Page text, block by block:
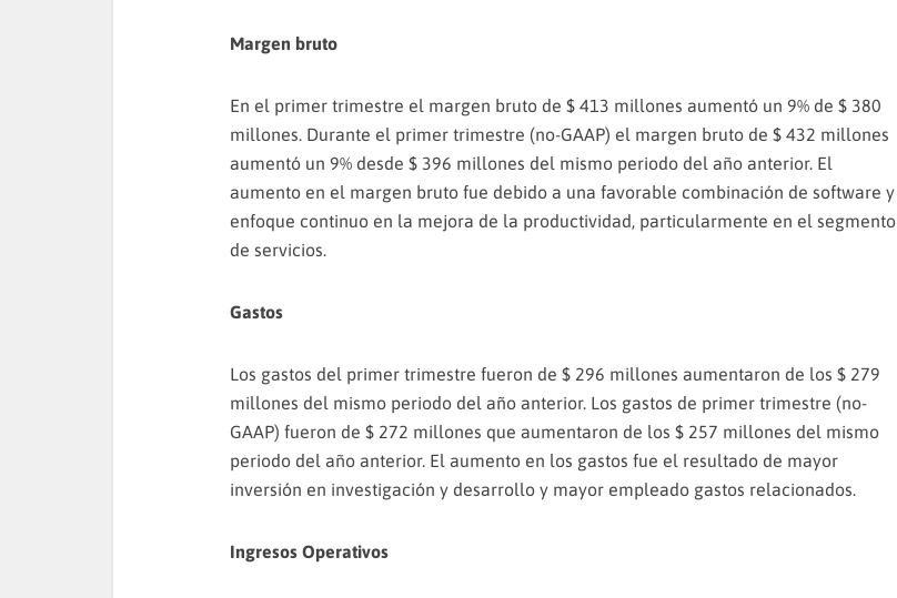
Margen bruto
En el primer trimestre el margen bruto de $ 413 millones aumentó un 9% de $ 380
millones. Durante el primer trimestre (no-GAAP) el margen bruto de $ 432 millones
aumentó un 9% desde $ 396 millones del mismo periodo del año anterior. El
aumento en el margen bruto fue debido a una favorable combinación de software y
enfoque continuo en la mejora de la productividad, particularmente en el segmento
de servicios.
Gastos
Los gastos del primer trimestre fueron de $ 296 millones aumentaron de los $ 279
millones del mismo periodo del año anterior. Los gastos de primer trimestre (no-
GAAP) fueron de $ 272 millones que aumentaron de los $ 257 millones del mismo
periodo del año anterior. El aumento en los gastos fue el resultado de mayor
inversión en investigación y desarrollo y mayor empleado gastos relacionados.
Ingresos Operativos